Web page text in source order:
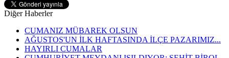
Diğer Haberler
CUMANIZ MÜBAREK OLSUN
AĞUSTOS'UN İLK HAFTASINDA İLÇE PAZARIMIZ...
HAYIRLI CUMALAR